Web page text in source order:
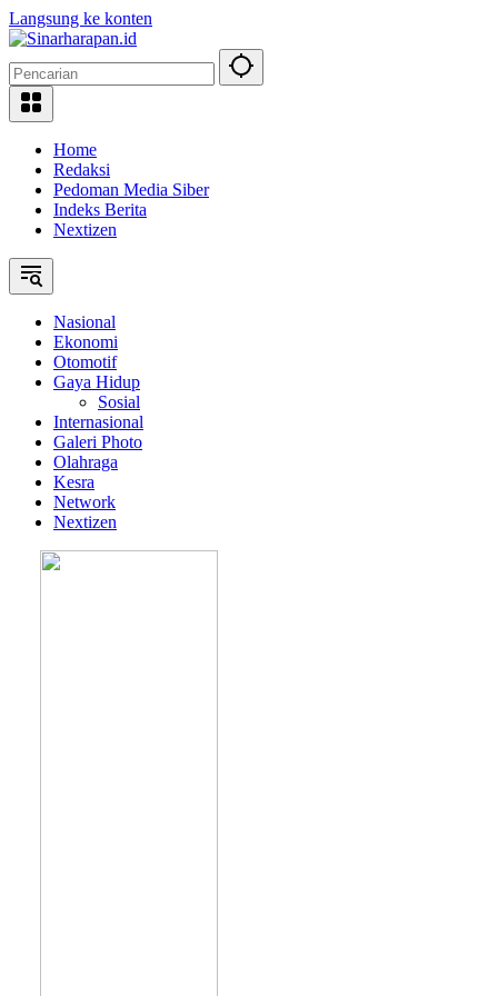
Langsung ke konten
Home
Redaksi
Pedoman Media Siber
Indeks Berita
Nextizen
Nasional
Ekonomi
Otomotif
Gaya Hidup
Sosial
Internasional
Galeri Photo
Olahraga
Kesra
Network
Nextizen